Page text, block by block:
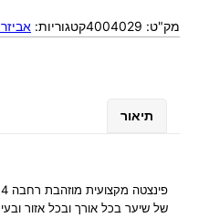
מק"ט: 4004029קטגוריות:
תיאור
של שיער בכל אורך ובכל אזור